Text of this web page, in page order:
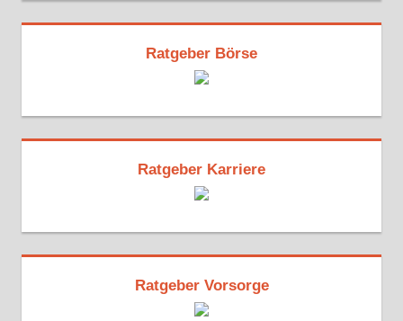
Ratgeber Börse
Ratgeber Karriere
Ratgeber Vorsorge